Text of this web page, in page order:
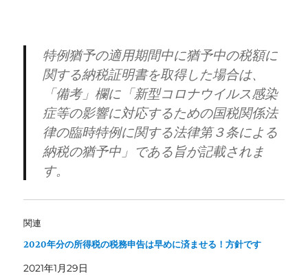
特例猶予の適用期間中に猶予中の税額に
関する納税証明書を取得した場合は、
「備考」欄に「新型コロナウイルス感染
症等の影響に対応するための国税関係法
律の臨時特例に関する法律第３条による
納税の猶予中」である旨が記載されま
す。
関連
2020年分の所得税の税務申告は早めに済ませる！方針です
2021年1月29日